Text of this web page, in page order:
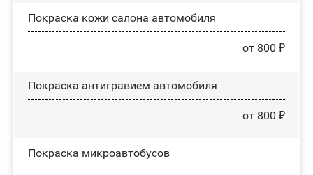
Покраска кожи салона автомобиля
от 800 ₽
Покраска антигравием автомобиля
от 800 ₽
Покраска микроавтобусов